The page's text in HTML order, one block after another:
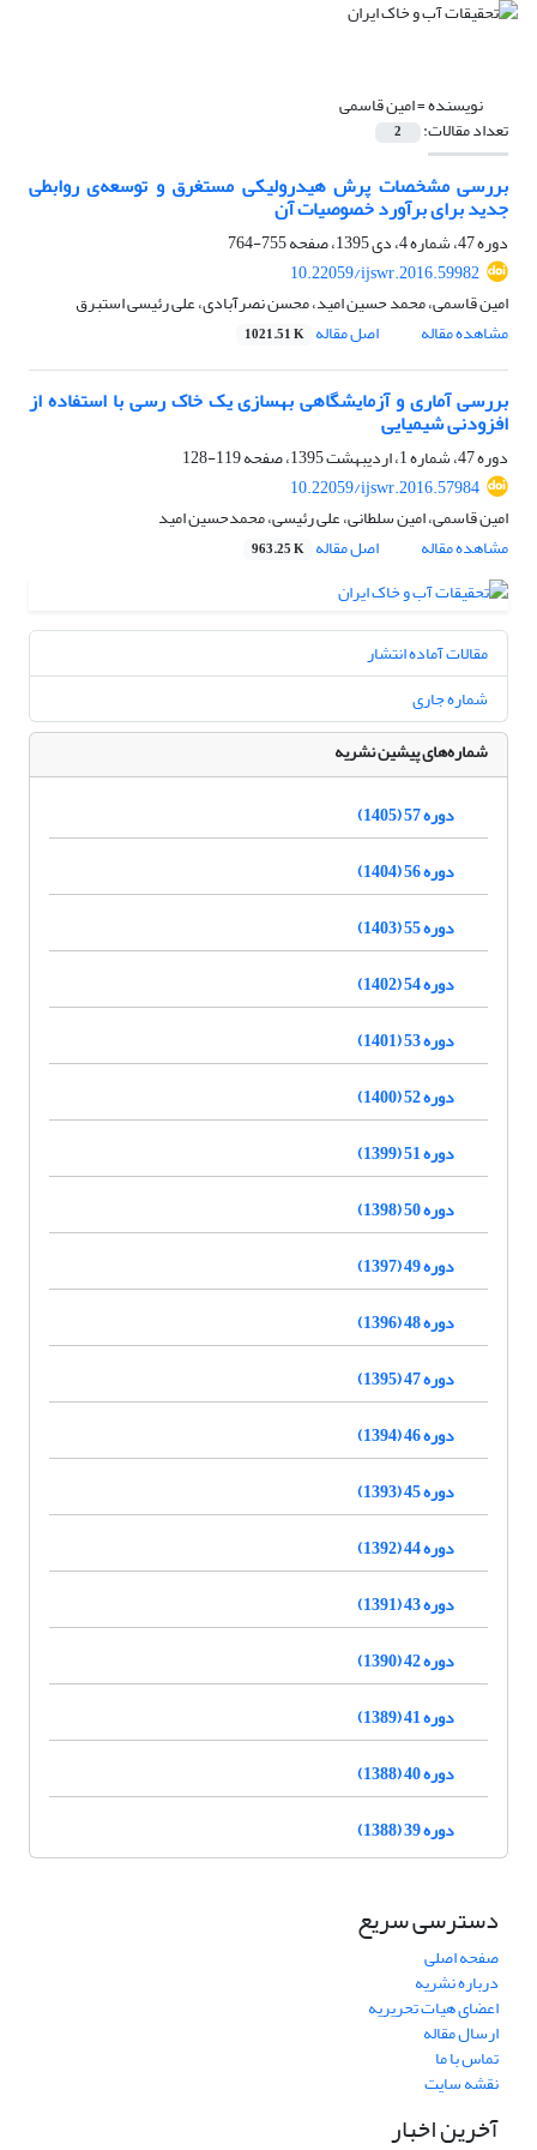
نویسنده =امین قاسمی
تعداد مقالات: 2
بررسی مشخصات پرش هیدرولیکی مستغرق و توسعه‌ی روابطی
جدید برای برآورد خصوصیات آن
دوره 47، شماره 4، دی 1395، صفحه
755-764
10.22059/ijswr.2016.59982
امین قاسمی، محمد حسین امید، محسن نصرآبادی، علی رئیسی استبرق
مشاهده مقاله
اصل مقاله 1021.51 K
بررسی آماری و آزمایشگاهی بهسازی یک خاک رسی با استفاده از
افزودنی شیمیایی
دوره 47، شماره 1، اردیبهشت 1395، صفحه
119-128
10.22059/ijswr.2016.57984
امین قاسمی، امین سلطانی، علی رئیسی، محمدحسین امید
مشاهده مقاله
اصل مقاله 963.25 K
مقالات آماده انتشار
شماره جاری
شماره‌های پیشین نشریه
دوره 57 (1405)
دوره 56 (1404)
دوره 55 (1403)
دوره 54 (1402)
دوره 53 (1401)
دوره 52 (1400)
دوره 51 (1399)
دوره 50 (1398)
دوره 49 (1397)
دوره 48 (1396)
دوره 47 (1395)
دوره 46 (1394)
دوره 45 (1393)
دوره 44 (1392)
دوره 43 (1391)
دوره 42 (1390)
دوره 41 (1389)
دوره 40 (1388)
دوره 39 (1388)
دسترسی سریع
صفحه اصلی
درباره نشریه
اعضای هیات تحریریه
ارسال مقاله
تماس با ما
نقشه سایت
آخرین اخبار